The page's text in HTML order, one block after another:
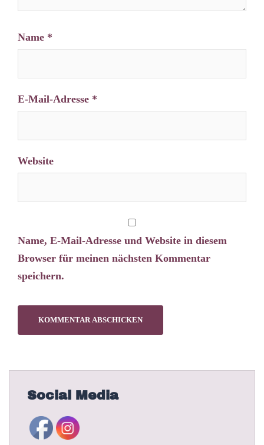
Name *
E-Mail-Adresse *
Website
Name, E-Mail-Adresse und Website in diesem
Browser für meinen nächsten Kommentar
speichern.
Social Media